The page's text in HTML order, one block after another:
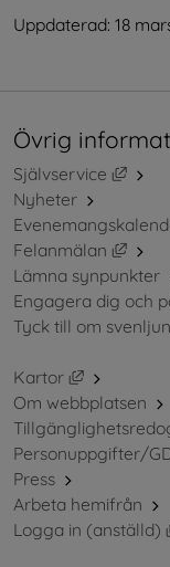
Uppdaterad: 18
Övrig
Självservice
Länk
Nyheter
Felanmälan
Länk
Lämna synpunkter
Engagera dig och
Tyck till om
Kartor
Länk till
Om webbplatsen
Personuppgifter/
Press
Arbeta hemifrån
Logga in (anställd)